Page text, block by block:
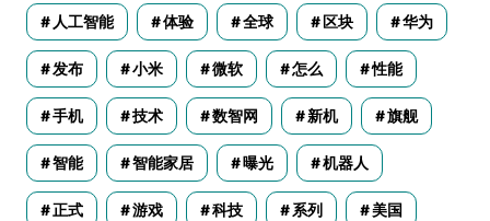
人工智能 体验 全球 区块 华为
发布 小米 微软 怎么 性能
手机 技术 数智网 新机 旗舰
智能 智能家居 曝光 机器人
正式 游戏 科技 系列 美国